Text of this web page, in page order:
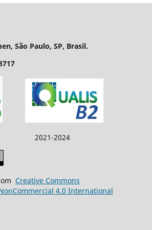
São Paulo, SP, Brasil.
2021-2024
Creative Commons
4.0 International